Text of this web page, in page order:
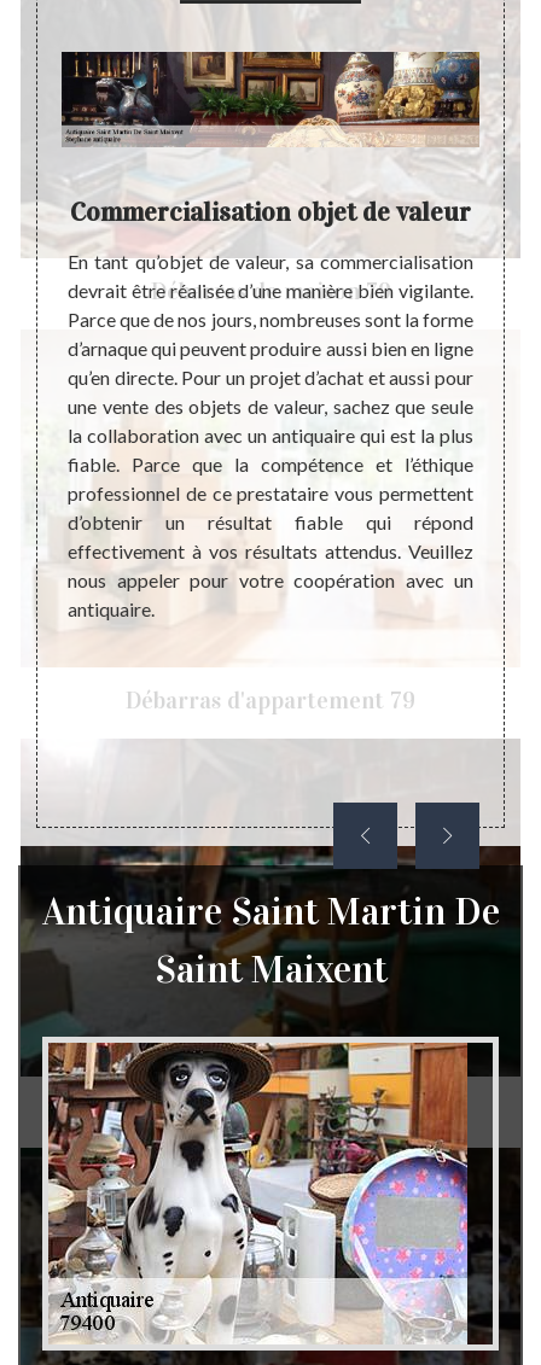
Débarras de maison 79
Débarras d'appartement 79
Débarras de grenier et cave 79
le
est
de
soit
de
de
de
Si
à
De
Commercialisation objet de valeur
En tant qu’objet de valeur, sa commercialisation
devrait être réalisée d’une manière bien vigilante.
Parce que de nos jours, nombreuses sont la forme
d’arnaque qui peuvent produire aussi bien en ligne
qu’en directe. Pour un projet d’achat et aussi pour
une vente des objets de valeur, sachez que seule
la collaboration avec un antiquaire qui est la plus
fiable. Parce que la compétence et l’éthique
professionnel de ce prestataire vous permettent
d’obtenir un résultat fiable qui répond
effectivement à vos résultats attendus. Veuillez
nous appeler pour votre coopération avec un
antiquaire.
Que
des
Antiquaire Saint Martin De
Saint Maixent